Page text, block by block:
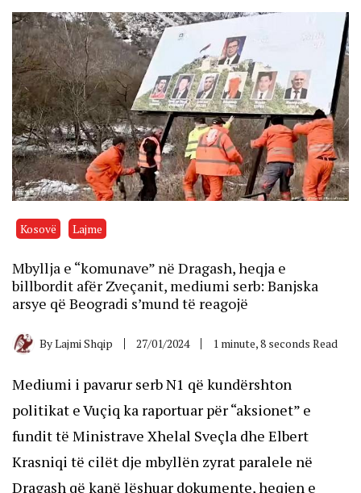
Kosovë Lajme
Mbyllja e “komunave” në Dragash, heqja e
billbordit afër Zveçanit, mediumi serb: Banjska
arsye që Beogradi s’mund të reagojë
ByLajmi Shqip 27/01/2024 1 minute, 8 seconds Read
Mediumi i pavarur serb N1 që kundërshton
politikat e Vuçiq ka raportuar për “aksionet” e
fundit të Ministrave Xhelal Sveçla dhe Elbert
Krasniqi të cilët dje mbyllën zyrat paralele në
Dragash që kanë lëshuar dokumente, heqjen e